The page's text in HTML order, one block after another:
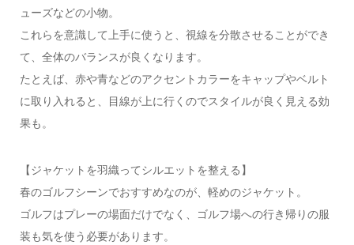
ューズなどの小物。
これらを意識して上手に使うと、視線を分散させることができ
て、全体のバランスが良くなります。
たとえば、赤や青などのアクセントカラーをキャップやベルト
に取り入れると、目線が上に行くのでスタイルが良く見える効
果も。
【ジャケットを羽織ってシルエットを整える】
春のゴルフシーンでおすすめなのが、軽めのジャケット。
ゴルフはプレーの場面だけでなく、ゴルフ場への行き帰りの服
装も気を使う必要があります。